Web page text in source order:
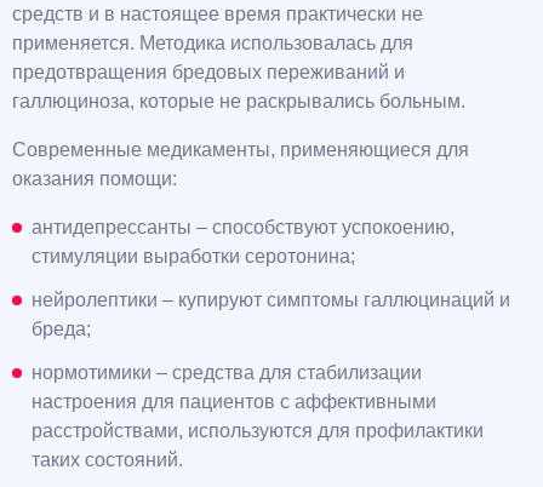
средств и в настоящее время практически не
применяется. Методика использовалась для
предотвращения бредовых переживаний и
галлюциноза, которые не раскрывались больным.
Современные медикаменты, применяющиеся для
оказания помощи:
антидепрессанты – способствуют успокоению,
стимуляции выработки серотонина;
нейролептики – купируют симптомы галлюцинаций и
бреда;
нормотимики – средства для стабилизации
настроения для пациентов с аффективными
расстройствами, используются для профилактики
таких состояний.